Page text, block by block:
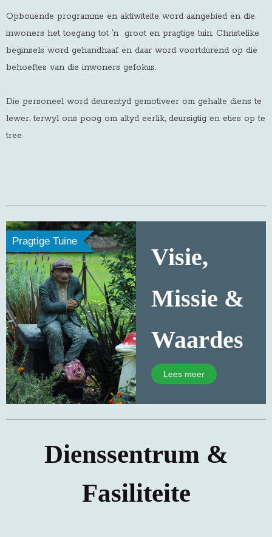
Opbouende programme en aktiwiteite word aangebied en die
inwoners het toegang tot ‘n groot en pragtige tuin. Christelike
beginsels word gehandhaaf en daar word voortdurend op die
behoeftes van die inwoners gefokus.
Die personeel word deurentyd gemotiveer om gehalte diens te
lewer, terwyl ons poog om altyd eerlik, deursigtig en eties op te
tree.
Pragtige Tuine
Visie,
Missie &
Waardes
Lees meer
Dienssentrum &
Fasiliteite